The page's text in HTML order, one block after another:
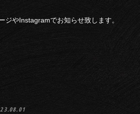
ジやInstagramでお知らせ致します。